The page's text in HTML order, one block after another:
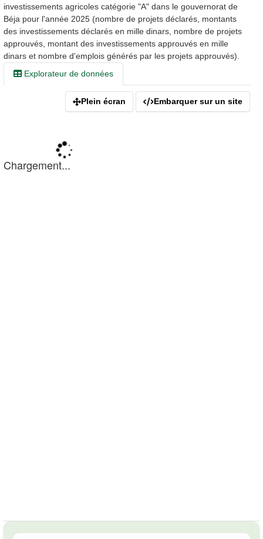
investissements agricoles catégorie "A" dans le gouvernorat de
Béja pour l'année 2025 (nombre de projets déclarés, montants
des investissements déclarés en mille dinars, nombre de projets
approuvés, montant des investissements approuvés en mille
dinars et nombre d'emplois générés par les projets approuvés).
Explorateur de données
Plein écran Embarquer sur un site